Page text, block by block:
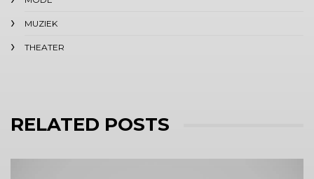
MUZIEK
THEATER
RELATED POSTS